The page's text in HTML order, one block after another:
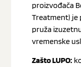
proizvođača
Treatment) je
pruža
vremenske
Zašto LUPO: